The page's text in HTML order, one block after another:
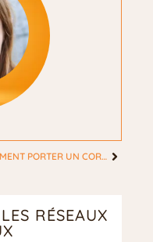
COMMENT PORTER UN CORSET AVEC UN JEAN ?
RÉSEAUX